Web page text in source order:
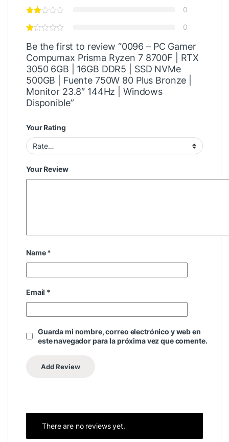
0
0
Be the first to review “0096 – PC Gamer
Compumax Prisma Ryzen 7 8700F | RTX
3050 6GB | 16GB DDR5 | SSD NVMe
500GB | Fuente 750W 80 Plus Bronze |
Monitor 23.8″ 144Hz | Windows
Disponible”
Your Rating
Your Review
Name*
Email *
Guarda mi nombre, correo electrónico y web en
este navegador para la próxima vez que comente.
There are no reviews yet.